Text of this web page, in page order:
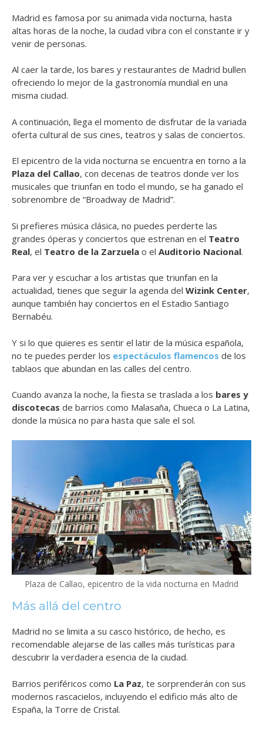
Madrid es famosa por su animada vida nocturna, hasta
altas horas de la noche, la ciudad vibra con el constante ir y
venir de personas.
Al caer la tarde, los bares y restaurantes de Madrid bullen
ofreciendo lo mejor de la gastronomía mundial en una
misma ciudad.
A continuación, llega el momento de disfrutar de la variada
oferta cultural de sus cines, teatros y salas de conciertos.
El epicentro de la vida nocturna se encuentra en torno a la
Plaza del Callao, con decenas de teatros donde ver los
musicales que triunfan en todo el mundo, se ha ganado el
sobrenombre de “Broadway de Madrid”.
Si prefieres música clásica, no puedes perderte las
grandes óperas y conciertos que estrenan en el Teatro
Real, el Teatro de la Zarzuela o el Auditorio Nacional.
Para ver y escuchar a los artistas que triunfan en la
actualidad, tienes que seguir la agenda del Wizink Center,
aunque también hay conciertos en el Estadio Santiago
Bernabéu.
Y si lo que quieres es sentir el latir de la música española,
no te puedes perder los espectáculos flamencos de los
tablaos que abundan en las calles del centro.
Cuando avanza la noche, la fiesta se traslada a los bares y
discotecas de barrios como Malasaña, Chueca o La Latina,
donde la música no para hasta que sale el sol.
Plaza de Callao, epicentro de la vida nocturna en Madrid
Más allá del centro
Madrid no se limita a su casco histórico, de hecho, es
recomendable alejarse de las calles más turísticas para
descubrir la verdadera esencia de la ciudad.
Barrios periféricos como La Paz, te sorprenderán con sus
modernos rascacielos, incluyendo el edificio más alto de
España, la Torre de Cristal.